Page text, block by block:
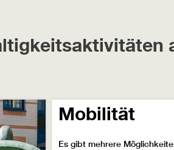
Mobilität
Es gibt mehrere